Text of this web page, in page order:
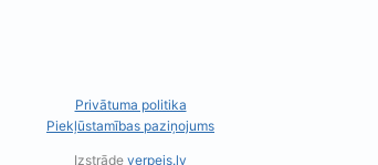
Privātuma politika
Piekļūstamības paziņojums
Izstrāde verpejs.lv